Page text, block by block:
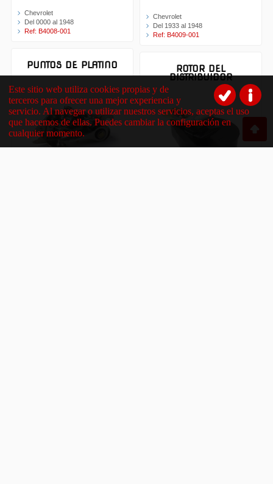
Chevrolet
Del 0000 al 1948
Ref: B4008-001
PUNTOS DE PLATINO
Chevrolet
Del 1933 al 1948
Ref: B4009-001
ROTOR DEL
DISTRIBUIDOR
Este sitio web utiliza cookies propias y de
terceros para ofrecer una mejor experiencia y
servicio. Al navegar o utilizar nuestros servicios, aceptas el uso
que hacemos de ellas. Puedes cambiar la configuración en
cualquier momento.